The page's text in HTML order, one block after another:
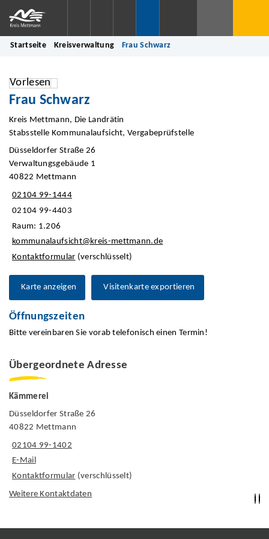
Startseite Kreisverwaltung Frau Schwarz
Vorlesen
Frau Schwarz
Kreis Mettmann, Die Landrätin
Stabsstelle Kommunalaufsicht, Vergabeprüfstelle
Düsseldorfer Straße 26
Verwaltungsgebäude 1
40822 Mettmann
02104 99-1444
02104 99-4403
Raum: 1.206
kommunalaufsicht@kreis-mettmann.de
Kontaktformular (verschlüsselt)
Karte anzeigen Visitenkarte exportieren
Öffnungszeiten
Bitte vereinbaren Sie vorab telefonisch einen Termin!
Übergeordnete Adresse
Kämmerei
Düsseldorfer Straße 26
40822 Mettmann
02104 99-1402
E-Mail
Kontaktformular (verschlüsselt)
Weitere Kontaktdaten